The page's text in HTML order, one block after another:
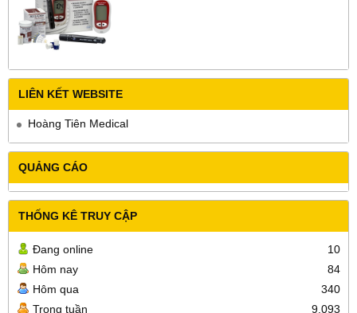
LIÊN KẾT WEBSITE
Hoàng Tiên Medical
QUẢNG CÁO
THỐNG KÊ TRUY CẬP
Đang online
10
Hôm nay
84
Hôm qua
340
Trong tuần
9,093